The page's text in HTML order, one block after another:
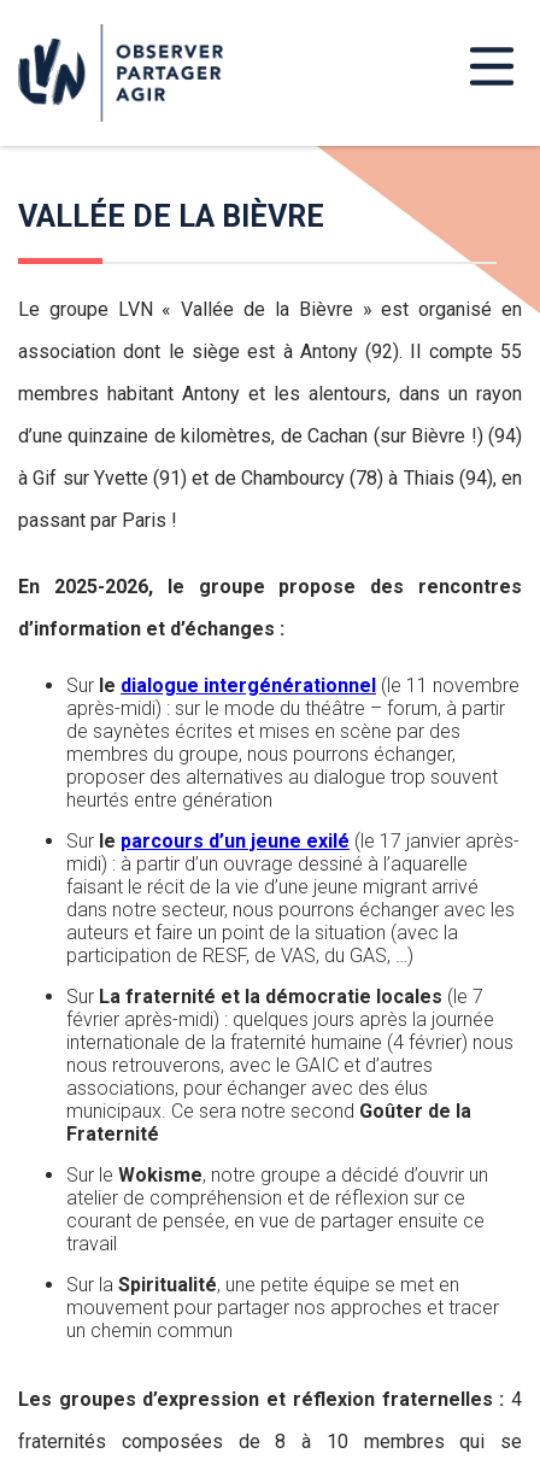
VALLÉE DE LA BIÈVRE
Le groupe LVN « Vallée de la Bièvre » est organisé en
association dont le siège est à Antony (92). Il compte 55
membres habitant Antony et les alentours, dans un rayon
d’une quinzaine de kilomètres, de Cachan (sur Bièvre !) (94)
à Gif sur Yvette (91) et de Chambourcy (78) à Thiais (94), en
passant par Paris !
En 2025-2026, le groupe propose des rencontres
d’information et d’échanges :
Sur le dialogue intergénérationnel (le 11 novembre
après-midi) : sur le mode du théâtre – forum, à partir
de saynètes écrites et mises en scène par des
membres du groupe, nous pourrons échanger,
proposer des alternatives au dialogue trop souvent
heurtés entre génération
Sur le parcours d’un jeune exilé (le 17 janvier après-
midi) : à partir d’un ouvrage dessiné à l’aquarelle
faisant le récit de la vie d’une jeune migrant arrivé
dans notre secteur, nous pourrons échanger avec les
auteurs et faire un point de la situation (avec la
participation de RESF, de VAS, du GAS, …)
Sur La fraternité et la démocratie locales (le 7
février après-midi) : quelques jours après la journée
internationale de la fraternité humaine (4 février) nous
nous retrouverons, avec le GAIC et d’autres
associations, pour échanger avec des élus
municipaux. Ce sera notre second Goûter de la
Fraternité
Sur le Wokisme, notre groupe a décidé d’ouvrir un
atelier de compréhension et de réflexion sur ce
courant de pensée, en vue de partager ensuite ce
travail
Sur la Spiritualité, une petite équipe se met en
mouvement pour partager nos approches et tracer
un chemin commun
Les groupes d’expression et réflexion fraternelles : 4
fraternités composées de 8 à 10 membres qui se